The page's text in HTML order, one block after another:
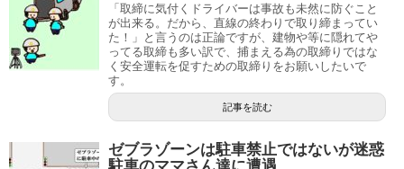
「取締に気付くドライバーは事故も未然に防ぐこと
が出来る。だから、直線の終わりで取り締まってい
た！」と言うのは正論ですが、建物や等に隠れてや
ってる取締も多い訳で、捕まえる為の取締りではな
く安全運転を促すための取締りをお願いしたいで
す。
記事を読む
ゼブラゾーンは駐車禁止ではないが迷惑
駐車のママさん達に遭遇